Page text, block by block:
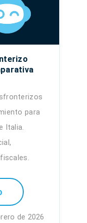
para
Italia.
de 2026